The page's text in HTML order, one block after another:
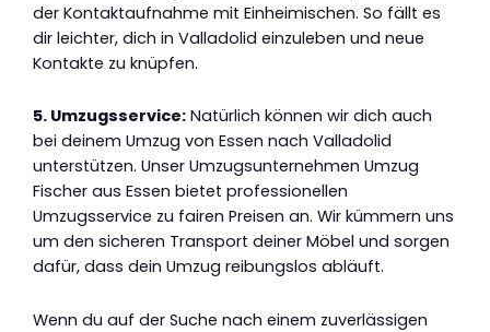
der Kontaktaufnahme mit Einheimischen. So fällt es
dir leichter, dich in Valladolid einzuleben und neue
Kontakte zu knüpfen.
5. Umzugsservice: Natürlich können wir dich auch
bei deinem Umzug von Essen nach Valladolid
unterstützen. Unser Umzugsunternehmen Umzug
Fischer aus Essen bietet professionellen
Umzugsservice zu fairen Preisen an. Wir kümmern uns
um den sicheren Transport deiner Möbel und sorgen
dafür, dass dein Umzug reibungslos abläuft.
Wenn du auf der Suche nach einem zuverlässigen